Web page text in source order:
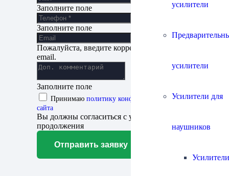
усилители
усилители
Усилители для
наушников
Заполните поле
Заполните поле
Пожалуйста, введите корректный адрес
email.
Заполните поле
Принимаю политику конфиденциальности
сайта
Вы должны согласиться с условиями для
продолжения
Отправить заявку